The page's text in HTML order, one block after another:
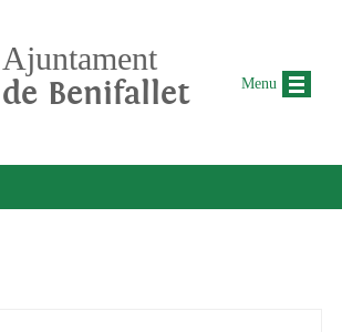
Ajuntament
de Benifallet Menu